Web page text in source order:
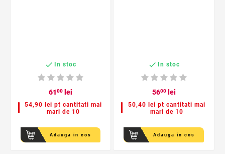
 In stoc
6100lei
54,90 lei pt cantitati mai
mari de 10
Adauga in cos
 In stoc
5600lei
50,40 lei pt cantitati mai
mari de 10
Adauga in cos